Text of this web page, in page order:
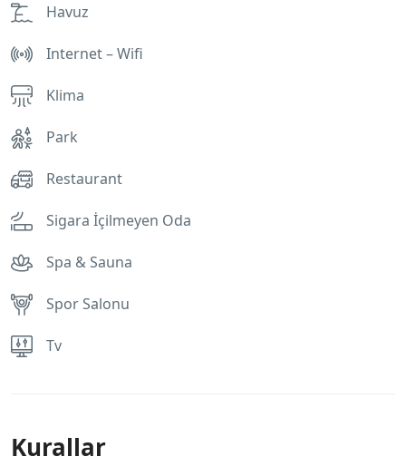
Havuz
Internet – Wifi
Klima
Park
Restaurant
Sigara İçilmeyen Oda
Spa & Sauna
Spor Salonu
Tv
Kurallar